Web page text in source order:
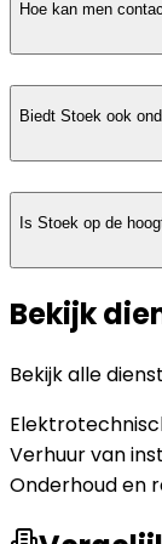
Hoe kan men
Biedt Stoek ook
Is Stoek op de
Bekijk
Bekijk alle
Verhuur van
Onderhoud en